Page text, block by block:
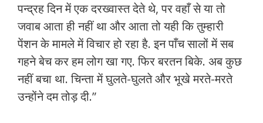
पन्द्रह दिन में एक दरख्वास्त देते थे, पर वहाँ से या तो
जवाब आता ही नहीं था और आता तो यही कि तुम्हारी
पेंशन के मामले में विचार हो रहा है. इन पाँच सालों में सब
गहने बेच कर हम लोग खा गए. फिर बरतन बिके. अब कुछ
नहीं बचा था. चिन्ता में घुलते-घुलते और भूखे मरते-मरते
उन्होंने दम तोड़ दी.”